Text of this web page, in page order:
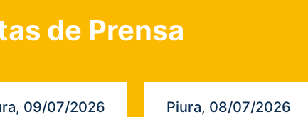
de Prensa
09/07/2026 Piura, 08/07/2026